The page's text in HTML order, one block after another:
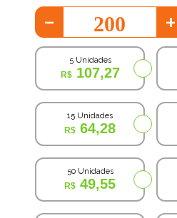
- +
5 Unidades
107,27
15 Unidades
64,28
50 Unidades
49,55